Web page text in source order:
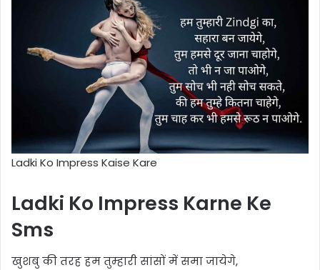
Ladki Ko Impress Kaise Kare
Ladki Ko Impress Karne Ke
Sms
खुशबु की तरह हम तुम्हारी सांसों में समा जायेगे,